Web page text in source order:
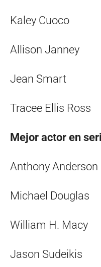
Kaley Cuoco
Allison Janney
Jean Smart
Tracee Ellis Ross
Mejor actor en
Anthony Anderson
Michael Douglas
William H. Macy
Jason Sudeikis